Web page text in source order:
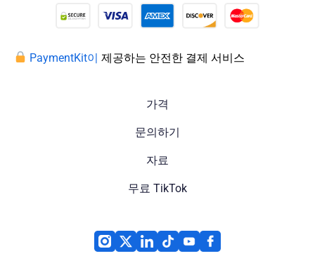
PaymentKit이 제공하는 안전한 결제 서비스
가격
문의하기
자료
무료 TikTok